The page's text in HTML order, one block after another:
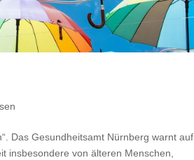
Das Gesundheitsamt Nürnberg warnt auf
insbesondere von älteren Menschen,